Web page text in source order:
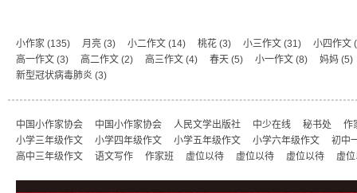
小作家 (135) 月亮 (3) 小二作文 (14) 桃花 (3) 小三作文 (31) 小四作文
高一作文 (3) 高二作文 (2) 高三作文 (4) 春天 (5) 小一作文 (8) 妈妈 (5)
新型冠状病毒肺炎 (3)
中国小作家协会 中国小作家协会 人民文学出版社 中少在线 秘书处
作
小学三年级作文
小学四年级作文 小学五年级作文 小学六年级作文
初中
高中三年级作文
语文写作 作家班 虚位以待 虚位以待 虚位以待 虚